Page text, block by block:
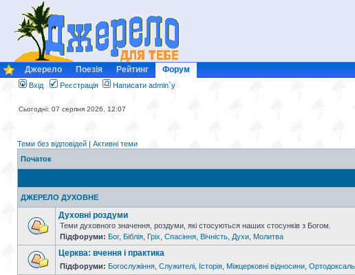
Джерело Поезія Рейтинг Форум
Вхід Реєстрація Написати admin`у
Сьогодні: 07 серпня 2026, 12:07
Теми без відповідей | Активні теми
Початок
ДЖЕРЕЛО ДУХОВНЕ
Духовні роздуми
Теми духовного значення, роздуми, які стосуються наших стосунків з Богом.
Підфоруми: Бог, Біблія Гріх Спасіння Вічність Духи Молитва
Церква: вчення і практика
Підфоруми: Богослужіння Служителі Історія Міжцерковні відносини